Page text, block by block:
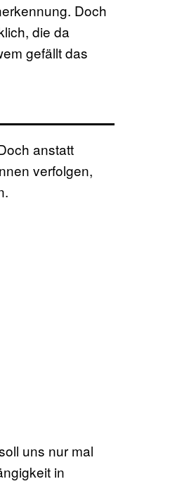
Doch
die da
gefällt das
anstatt
verfolgen,
uns nur mal
in